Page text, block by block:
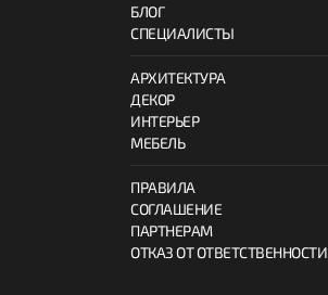
БЛОГ
СПЕЦИАЛИСТЫ
АРХИТЕКТУРА
ДЕКОР
ИНТЕРЬЕР
МЕБЕЛЬ
ПРАВИЛА
СОГЛАШЕНИЕ
ПАРТНЕРАМ
ОТКАЗ ОТ ОТВЕТСТВЕННОСТИ